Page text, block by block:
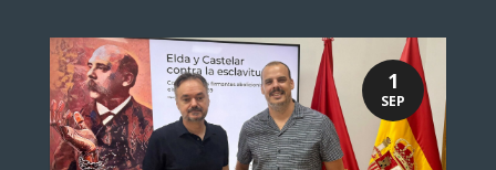
1
SEP